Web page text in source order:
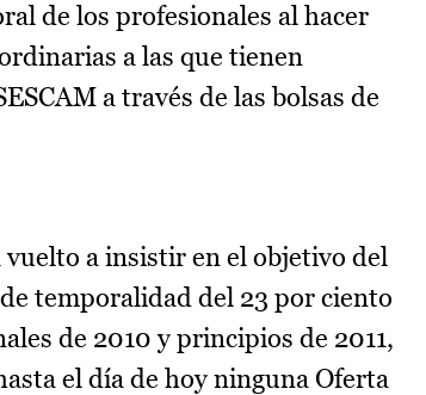
de los profesionales al hacer
a las que tienen
a través de las bolsas de
a insistir en el objetivo del
temporalidad del 23 por ciento
de 2010 y principios de 2011,
el día de hoy ninguna Oferta